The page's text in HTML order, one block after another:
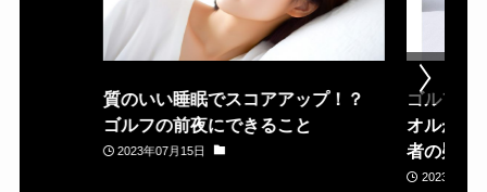
質のいい睡眠でスコアアップ！？
ゴルフの前夜にできること
2023年07月15日
ゴルフ場
オルが置
者の疑問
2023年05月